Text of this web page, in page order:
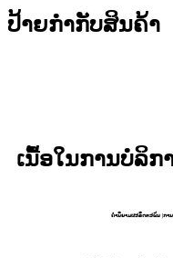
ປ້າຍກຳກັບສິນຄ້າ
ເນື້ອໃນການບໍລິກ
ຄໍານິຍາມຜະລິດຕະພັນ |ກາ